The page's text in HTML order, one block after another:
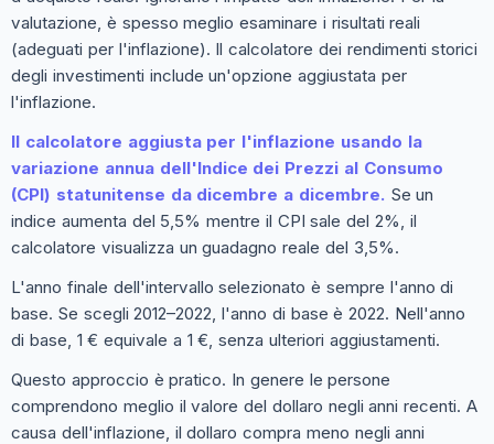
valutazione, è spesso meglio esaminare i risultati reali
(adeguati per l'inflazione). Il calcolatore dei rendimenti storici
degli investimenti include un'opzione aggiustata per
l'inflazione.
Il calcolatore aggiusta per l'inflazione usando la
variazione annua dell'Indice dei Prezzi al Consumo
(CPI) statunitense da dicembre a dicembre. Se un
indice aumenta del 5,5% mentre il CPI sale del 2%, il
calcolatore visualizza un guadagno reale del 3,5%.
L'anno finale dell'intervallo selezionato è sempre l'anno di
base. Se scegli 2012–2022, l'anno di base è 2022. Nell'anno
di base, 1 € equivale a 1 €, senza ulteriori aggiustamenti.
Questo approccio è pratico. In genere le persone
comprendono meglio il valore del dollaro negli anni recenti. A
causa dell'inflazione, il dollaro compra meno negli anni